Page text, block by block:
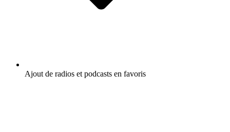
Ajout de radios et podcasts en favoris